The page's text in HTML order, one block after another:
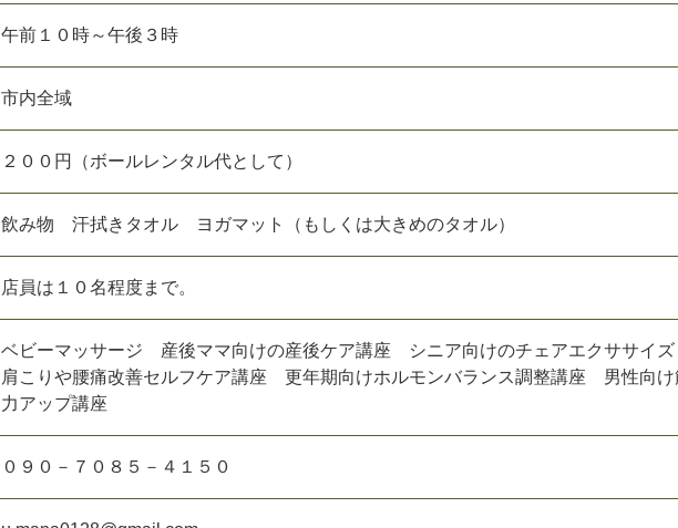
午前１０時～午後３時
市内全域
２００円（ボールレンタル代として）
飲み物 汗拭きタオル ヨガマット（もしくは大きめのタオル）
店員は１０名程度まで。
ベビーマッサージ 産後ママ向けの産後ケア講座 シニア向けのチェアエクササイ
肩こりや腰痛改善セルフケア講座 更年期向けホルモンバランス調整講座 男性向け
力アップ講座
０９０－７０８５－４１５０